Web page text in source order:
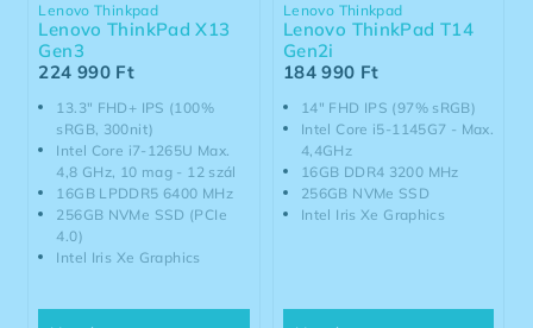
13.3" FHD+ IPS (100%
sRGB, 300nit)
Intel Core i7-1265U Max.
4,8 GHz, 10 mag - 12 szál
16GB LPDDR5 6400 MHz
256GB NVMe SSD (PCIe
4.0)
Intel Iris Xe Graphics
Lenovo Thinkpad
Lenovo ThinkPad X13
Gen3
224 990 Ft
14" FHD IPS (97% sRGB)
Intel Core i5-1145G7 - Max.
4,4GHz
16GB DDR4 3200 MHz
256GB NVMe SSD
Intel Iris Xe Graphics
Lenovo Thinkpad
Lenovo ThinkPad T14
Gen2i
184 990 Ft